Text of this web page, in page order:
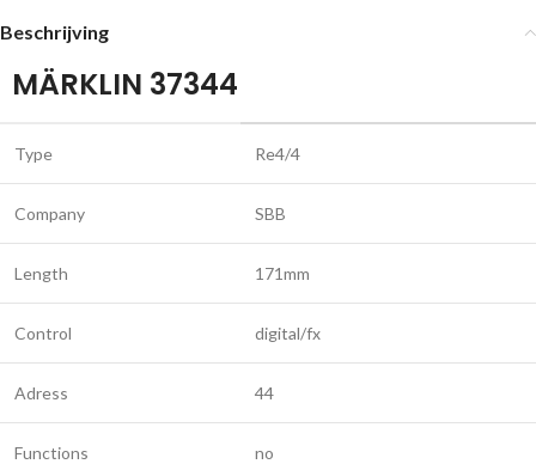
Beschrijving
MÄRKLIN 37344
Type Re4/4
Company SBB
Length 171mm
Control digital/fx
Adress 44
Functions no